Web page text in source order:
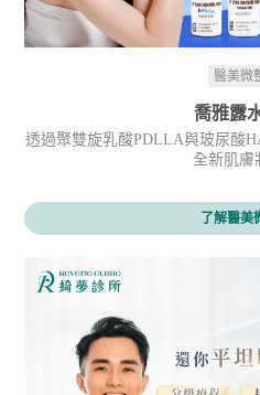
醫美微
喬雅露
透過聚雙旋乳酸PDLLA與玻尿酸
全新肌膚
了解醫美